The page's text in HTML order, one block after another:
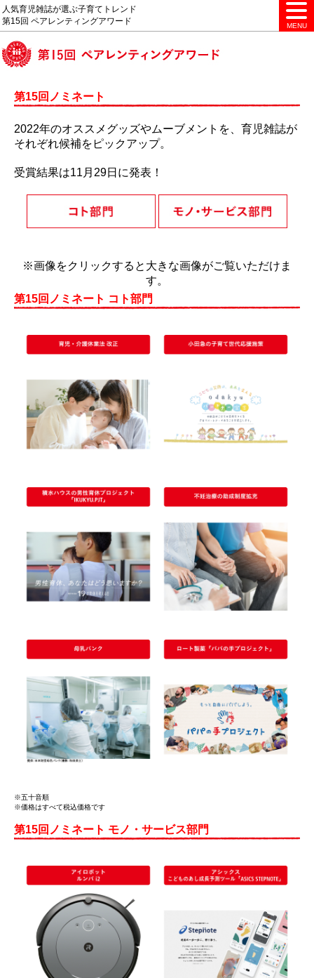
人気育児雑誌が選ぶ子育てトレンド
第15回 ペアレンティングアワード
MENU
第15回ノミネート
2022年のオススメグッズやムーブメントを、育児雑誌が
それぞれ候補をピックアップ。
受賞結果は11月29日に発表！
※画像をクリックすると大きな画像がご覧いただけま
す。
第15回ノミネート コト部門
※五十音順
※価格はすべて税込価格です
第15回ノミネート モノ・サービス部門